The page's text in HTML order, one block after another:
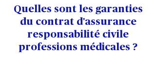
Quelles sont les garanties
du contrat d'assurance
responsabilité civile
professions médicales ?